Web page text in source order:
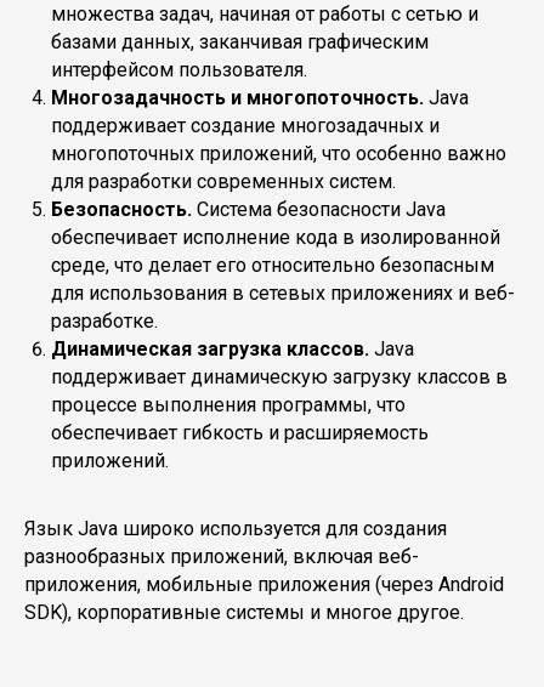
множества задач, начиная от работы с сетью и
базами данных, заканчивая графическим
интерфейсом пользователя.
Многозадачность и многопоточность. Java
поддерживает создание многозадачных и
многопоточных приложений, что особенно важно
для разработки современных систем.
Безопасность. Система безопасности Java
обеспечивает исполнение кода в изолированной
среде, что делает его относительно безопасным
для использования в сетевых приложениях и веб-
разработке.
Динамическая загрузка классов. Java
поддерживает динамическую загрузку классов в
процессе выполнения программы, что
обеспечивает гибкость и расширяемость
приложений.
Язык Java широко используется для создания
разнообразных приложений, включая веб-
приложения, мобильные приложения (через Android
SDK), корпоративные системы и многое другое.